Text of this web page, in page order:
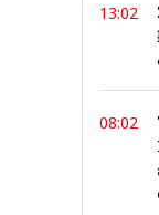
13:02
08:02